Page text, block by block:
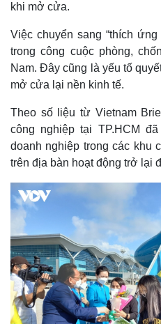
khi mở cửa.
Việc chuyển sang “thích
trong công cuộc phòng,
Nam. Đây cũng là yếu tố
mở cửa lại nền kinh tế.
Theo số liệu từ Vietnam
công nghiệp tại TP.HCM
doanh nghiệp trong các khu
trên địa bàn hoạt động trở lại